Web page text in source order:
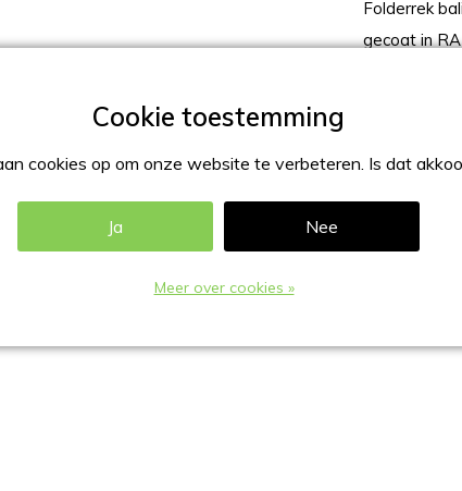
Folderrek
gecoat in
staaldraad gecoat in RAL-9006.
of 99x210mm (=1/3 A4 formaat):
cookies op om onze website te verbeteren. Is dat
Ja Nee
Meer over cookies »